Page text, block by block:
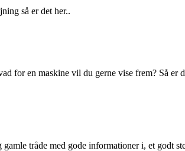
så er det her..
for en maskine vil du gerne vise frem? Så er
tråde med gode informationer i, et godt